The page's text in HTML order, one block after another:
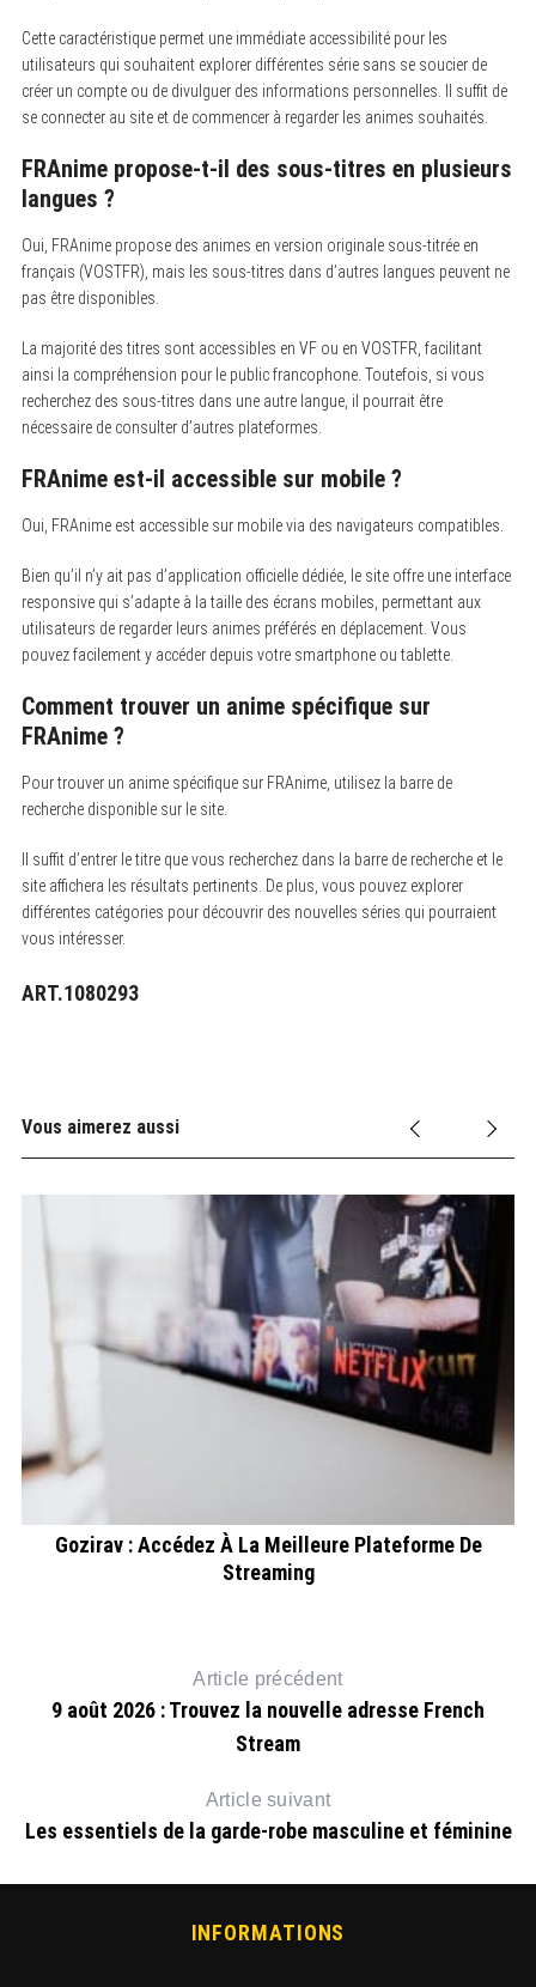
Cette caractéristique permet une immédiate accessibilité pour les
utilisateurs qui souhaitent explorer différentes série sans se soucier de
créer un compte ou de divulguer des informations personnelles. Il suffit de
se connecter au site et de commencer à regarder les animes souhaités.
FRAnime propose-t-il des sous-titres en plusieurs
langues ?
Oui, FRAnime propose des animes en version originale sous-titrée en
français (VOSTFR), mais les sous-titres dans d’autres langues peuvent ne
pas être disponibles.
La majorité des titres sont accessibles en VF ou en VOSTFR, facilitant
ainsi la compréhension pour le public francophone. Toutefois, si vous
recherchez des sous-titres dans une autre langue, il pourrait être
nécessaire de consulter d’autres plateformes.
FRAnime est-il accessible sur mobile ?
Oui, FRAnime est accessible sur mobile via des navigateurs compatibles.
Bien qu’il n’y ait pas d’application officielle dédiée, le site offre une interface
responsive qui s’adapte à la taille des écrans mobiles, permettant aux
utilisateurs de regarder leurs animes préférés en déplacement. Vous
pouvez facilement y accéder depuis votre smartphone ou tablette.
Comment trouver un anime spécifique sur
FRAnime ?
Pour trouver un anime spécifique sur FRAnime, utilisez la barre de
recherche disponible sur le site.
Il suffit d’entrer le titre que vous recherchez dans la barre de recherche et le
site affichera les résultats pertinents. De plus, vous pouvez explorer
différentes catégories pour découvrir des nouvelles séries qui pourraient
vous intéresser.
ART.1080293
Vous aimerez aussi
Gozirav : Accédez À La Meilleure Plateforme De
Streaming
Article précédent
9 août 2026 : Trouvez la nouvelle adresse French
Stream
Article suivant
Les essentiels de la garde-robe masculine et féminine
INFORMATIONS